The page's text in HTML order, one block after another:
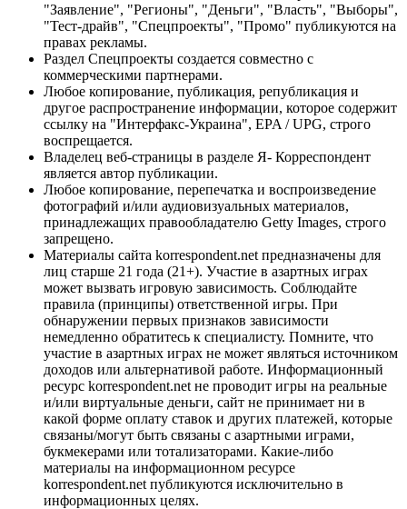
"Заявление", "Регионы", "Деньги", "Власть", "Выборы",
"Тест-драйв", "Спецпроекты", "Промо" публикуются на
правах рекламы.
Раздел Спецпроекты создается совместно с
коммерческими партнерами.
Любое копирование, публикация, републикация и
другое распространение информации, которое содержит
ссылку на "Интерфакс-Украина", EPA / UPG, строго
воспрещается.
Владелец веб-страницы в разделе Я- Корреспондент
является автор публикации.
Любое копирование, перепечатка и воспроизведение
фотографий и/или аудиовизуальных материалов,
принадлежащих правообладателю Getty Images, строго
запрещено.
Материалы сайта korrespondent.net предназначены для
лиц старше 21 года (21+). Участие в азартных играх
может вызвать игровую зависимость. Соблюдайте
правила (принципы) ответственной игры. При
обнаружении первых признаков зависимости
немедленно обратитесь к специалисту. Помните, что
участие в азартных играх не может являться источником
доходов или альтернативой работе. Информационный
ресурс korrespondent.net не проводит игры на реальные
и/или виртуальные деньги, сайт не принимает ни в
какой форме оплату ставок и других платежей, которые
связаны/могут быть связаны с азартными играми,
букмекерами или тотализаторами. Какие-либо
материалы на информационном ресурсе
korrespondent.net публикуются исключительно в
информационных целях.